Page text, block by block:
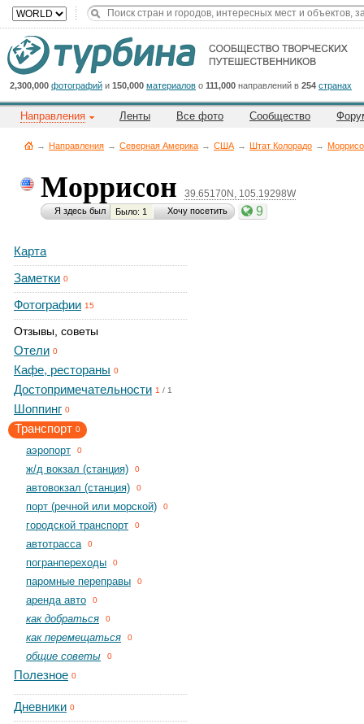
2,300,000 фотографий и 150,000 материалов о 111,000 направлений в 254 странах
Направления Ленты Все фото Сообщество
→ Направления → Северная Америка → CША → Штат Колорадо →
Моррисон 39.65170N, 105.19298W
Я здесь был Было: 1 Хочу посетить 9
Карта
Заметки 0
Фотографии 15
Отзывы, советы
Отели 0
Кафе, рестораны 0
Достопримечательности 1 / 1
Шоппинг 0
Транспорт 0
aэропорт 0
ж/д вокзал (станция) 0
автовокзал (станция) 0
порт (речной или морской) 0
городской транспорт 0
автотрасса 0
погранпереходы 0
паромные переправы 0
аренда авто 0
как добраться 0
как перемещаться 0
общие советы 0
Полезное 0
Дневники 0